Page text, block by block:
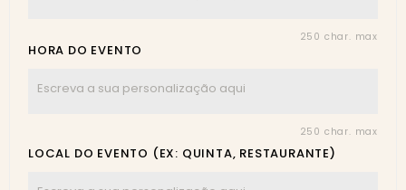
250 char. max
HORA DO EVENTO
250 char. max
LOCAL DO EVENTO (EX: QUINTA, RESTAURANTE)